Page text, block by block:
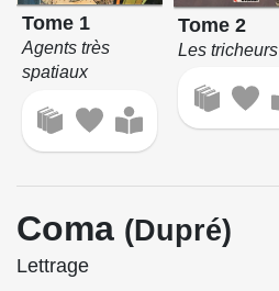
Tome 1
Agents très
spatiaux
Tome 2
Les tricheurs
Coma (Dupré)
Lettrage